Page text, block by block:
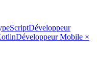
Développeur
Développeur Mobile ×